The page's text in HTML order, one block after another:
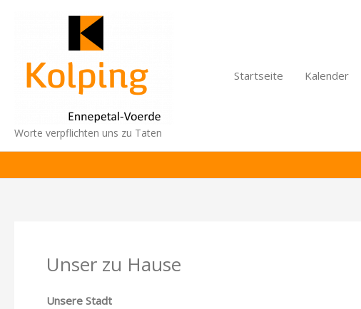
Worte verpflichten uns zu Taten
Startseite Kalender
Unser zu Hause
Unsere Stadt